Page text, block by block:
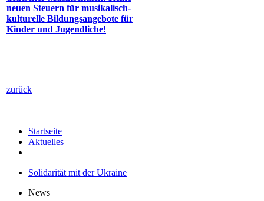
neuen Steuern für musikalisch-
kulturelle Bildungsangebote für
Kinder und Jugendliche!
zurück
Startseite
Aktuelles
Solidarität mit der Ukraine
News